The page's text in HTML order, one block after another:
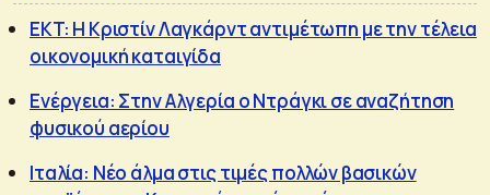
EKT: Η Κριστίν Λαγκάρντ αντιμέτωπη με την τέλεια
οικονομική καταιγίδα
Ενέργεια: Στην Αλγερία ο Ντράγκι σε αναζήτηση
φυσικού αερίου
Ιταλία: Νέο άλμα στις τιμές πολλών βασικών